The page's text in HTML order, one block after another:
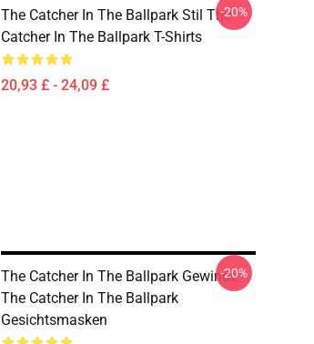
The Catcher In The Ballpark Stil The
Catcher In The Ballpark T-Shirts
20,93 £ - 24,09 £
-20%
The Catcher In The Ballpark Gewinde
The Catcher In The Ballpark
Gesichtsmasken
-20%